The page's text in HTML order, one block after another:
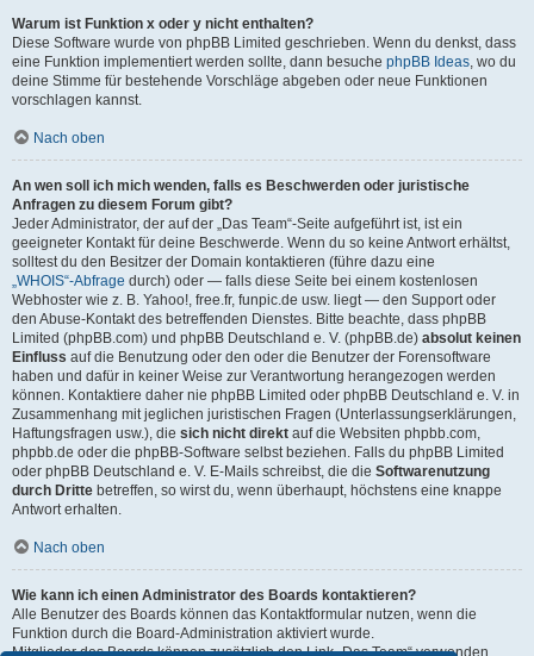
Warum ist Funktion x oder y nicht enthalten?
Diese Software wurde von phpBB Limited geschrieben. Wenn du denkst, dass
eine Funktion implementiert werden sollte, dann besuche phpBB Ideas, wo du
deine Stimme für bestehende Vorschläge abgeben oder neue Funktionen
vorschlagen kannst.
Nach oben
An wen soll ich mich wenden, falls es Beschwerden oder juristische
Anfragen zu diesem Forum gibt?
Jeder Administrator, der auf der „Das Team“-Seite aufgeführt ist, ist ein
geeigneter Kontakt für deine Beschwerde. Wenn du so keine Antwort erhältst,
solltest du den Besitzer der Domain kontaktieren (führe dazu eine
„WHOIS“-Abfrage durch) oder — falls diese Seite bei einem kostenlosen
Webhoster wie z. B. Yahoo!, free.fr, funpic.de usw. liegt — den Support oder
den Abuse-Kontakt des betreffenden Dienstes. Bitte beachte, dass phpBB
Limited (phpBB.com) und phpBB Deutschland e. V. (phpBB.de) absolut keinen
Einfluss auf die Benutzung oder den oder die Benutzer der Forensoftware
haben und dafür in keiner Weise zur Verantwortung herangezogen werden
können. Kontaktiere daher nie phpBB Limited oder phpBB Deutschland e. V. in
Zusammenhang mit jeglichen juristischen Fragen (Unterlassungserklärungen,
Haftungsfragen usw.), die sich nicht direkt auf die Websiten phpbb.com,
phpbb.de oder die phpBB-Software selbst beziehen. Falls du phpBB Limited
oder phpBB Deutschland e. V. E-Mails schreibst, die die Softwarenutzung
durch Dritte betreffen, so wirst du, wenn überhaupt, höchstens eine knappe
Antwort erhalten.
Nach oben
Wie kann ich einen Administrator des Boards kontaktieren?
Alle Benutzer des Boards können das Kontaktformular nutzen, wenn die
Funktion durch die Board-Administration aktiviert wurde.
Mitglieder des Boards können zusätzlich den Link „Das Team“ verwenden.